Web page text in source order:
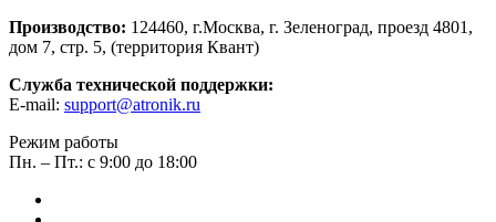
Производство: 124460, г.Москва, г. Зеленоград, проезд 4801,
дом 7, стр. 5, (территория Квант)
Служба технической поддержки:
E-mail: support@atronik.ru
Режим работы
Пн. – Пт.: с 9:00 до 18:00